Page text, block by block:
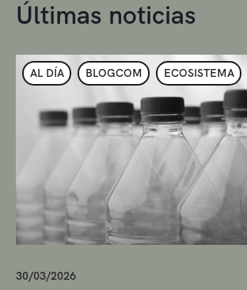
Últimas noticias
AL DÍA BLOGCOM ECOSISTEMA
30/03/2026